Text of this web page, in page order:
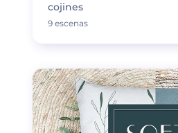
cojines
9 escenas